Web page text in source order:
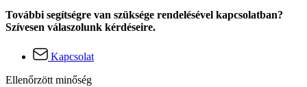
További segítségre van szüksége rendelésével kapcsolatban?
Szívesen válaszolunk kérdéseire.
Kapcsolat
Ellenőrzött minőség